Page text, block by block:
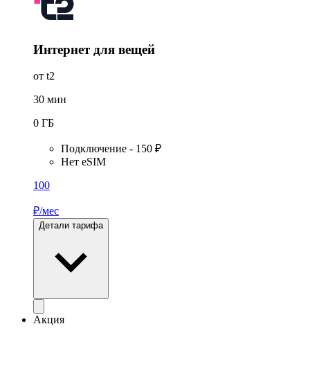
Интернет для вещей
от t2
30 мин
0 ГБ
Подключение - 150 ₽
Нет eSIM
100
₽/мес
Детали тарифа
Акция